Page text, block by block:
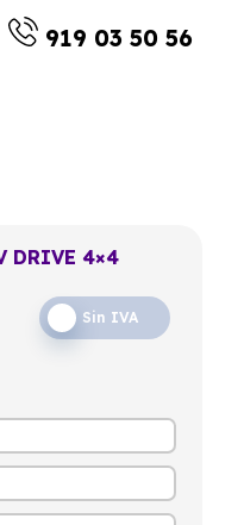
919 03 50 56
DRIVE 4×4
Sin IVA